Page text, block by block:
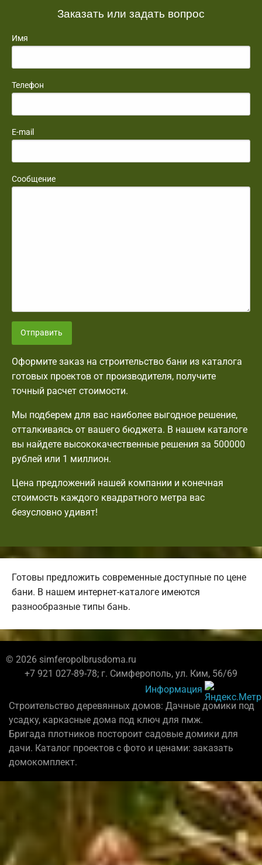
Заказать или задать вопрос
Имя
Телефон
E-mail
Сообщение
Отправить
Оформите заказ на строительство бани из каталога
готовых проектов от производителя, получите
точный расчет стоимости.
Мы подберем для вас наиболее выгодное решение,
отталкиваясь от вашего бюджета. В нашем каталоге
вы найдете высококачественные решения за 500000
рублей или 1 миллион.
Цена предложений нашей компании и конечная
стоимость каждого квадратного метра вас
безусловно удивят!
Готовы предложить современные доступные по цене
бани. В нашем интернет-каталоге имеются
разнообразные типы бань.
© 2026 simferopolbrusdoma.ru
+7 921 027-89-78; г. Симферополь, ул. Ким, 56/69
Информация
Строительство деревянных домов: Дачные домики под
усадку, каркасные дома под ключ для пмж.
Бригада плотников постороит садовые домики для
дачи. Каталог проектов с фото и ценами: заказать
домокомплект.